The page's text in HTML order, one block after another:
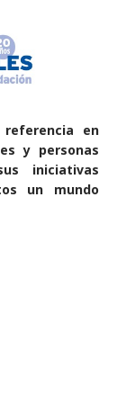
en
y personas
iniciativas
un mundo